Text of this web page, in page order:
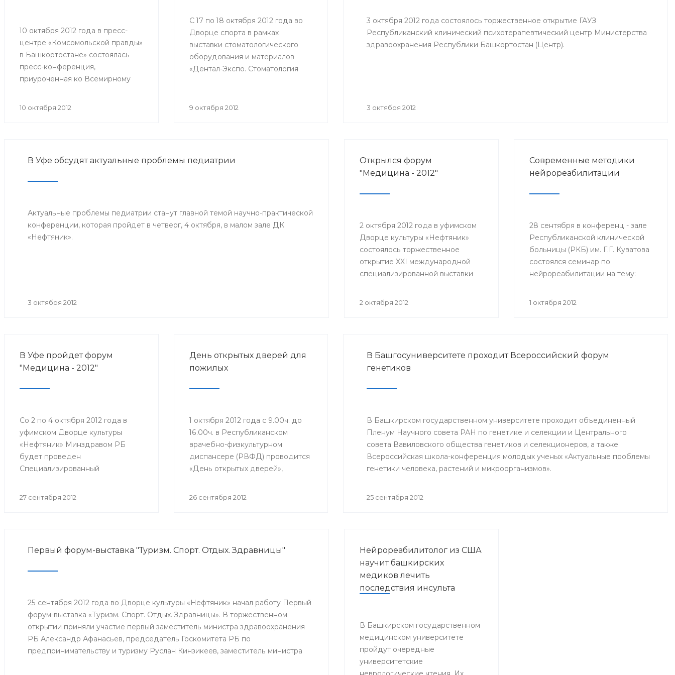
Городского центра медицинской
профилактики Сара Ахтямова,
представители клиник
10 октября 2012 года в пресс-
центре «Комсомольской правды»
в Башкортостане» состоялась
пресс-конференция,
приуроченная ко Всемирному
ней приняли участие главный
Юлдашев, главный врач
заместитель главного врача
Республиканской
психиатрической больницы №1
10 октября 2012
С 17 по 18 октября 2012 года во
Дворце спорта в рамках
выставки стоматологического
оборудования и материалов
«Дентал-Экспо. Стоматология
Республиканская научно-
9 октября 2012
3 октября 2012 года состоялось торжественное открытие ГАУЗ
Республиканский клинический психотерапевтический центр Министерства
здравоохранения Республики Башкортостан (Центр).
3 октября 2012
В Уфе обсудят актуальные проблемы педиатрии
Актуальные проблемы педиатрии станут главной темой научно-практической
конференции, которая пройдет в четверг, 4 октября, в малом зале ДК
«Нефтяник».
3 октября 2012
Открылся форум
"Медицина - 2012"
2 октября 2012 года в уфимском
Дворце культуры «Нефтяник»
состоялось торжественное
открытие XXI международной
специализированной выставки
традиционно проходит в рамках
выступили Министерство
здравоохранения Республики
2 октября 2012
Современные методики
нейрореабилитации
28 сентября в конференц - зале
Республиканской клинической
больницы (РКБ) им. Г.Г. Куватова
состоялся семинар по
нейрореабилитации на тему:
конечностях для определения
1 октября 2012
В Уфе пройдет форум
"Медицина - 2012"
Со 2 по 4 октября 2012 года в
уфимском Дворце культуры
«Нефтяник» Минздравом РБ
будет проведен
Специализированный
форум «Медицина - 2012».
27 сентября 2012
День открытых дверей для
пожилых
1 октября 2012 года с 9.00ч. до
16.00ч. в Республиканском
врачебно-физкультурном
диспансере (РВФД) проводится
«День открытых дверей»,
дню пожилых людей.
26 сентября 2012
В Башгосуниверситете проходит Всероссийский форум
генетиков
В Башкирском государственном университете проходит объединенный
Пленум Научного совета РАН по генетике и селекции и Центрального
совета Вавиловского общества генетиков и селекционеров, а также
Всероссийская школа-конференция молодых ученых «Актуальные проблемы
генетики человека, растений и микроорганизмов».
25 сентября 2012
Первый форум-выставка "Туризм. Спорт. Отдых. Здравницы"
25 сентября 2012 года во Дворце культуры «Нефтяник» начал работу Первый
форум-выставка «Туризм. Спорт. Отдых. Здравницы». В торжественном
открытии приняли участие первый заместитель министра здравоохранения
РБ Александр Афанасьев, председатель Госкомитета РБ по
предпринимательству и туризму Руслан Кинзикеев, заместитель министра
Нейрореабилитолог из США
научит башкирских
медиков лечить
последствия инсульта
В Башкирском государственном
медицинском университете
пройдут очередные
университетские